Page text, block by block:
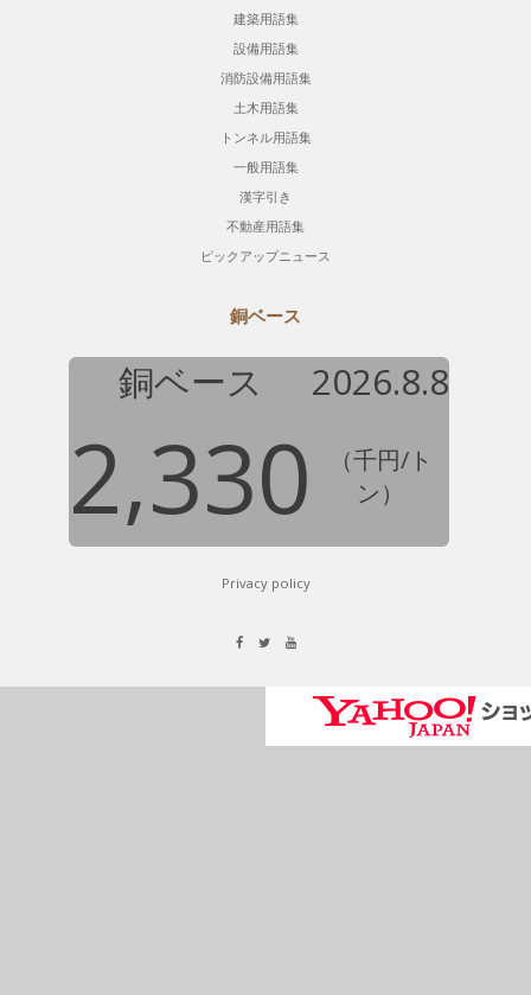
建築用語集
設備用語集
消防設備用語集
土木用語集
トンネル用語集
一般用語集
漢字引き
不動産用語集
ピックアップニュース
銅ベース
銅ベース 2026.8.8
2,330
（千円/ト
ン）
Privacy policy